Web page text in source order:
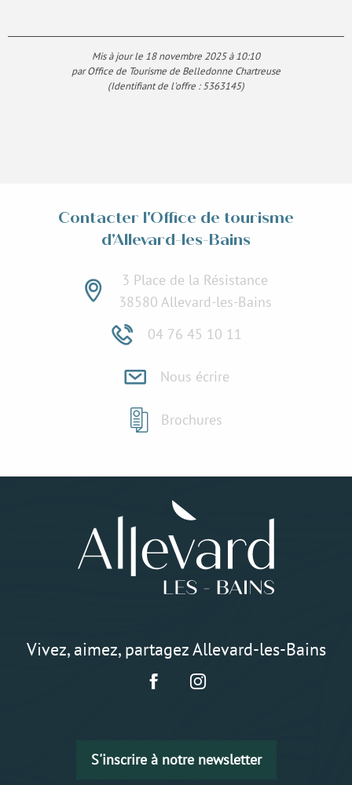
Mis à jour le 18 novembre 2025 à 10:10
par Office de Tourisme de Belledonne Chartreuse
(Identifiant de l'offre :5363145)
Contacter l'Office de tourisme
d'Allevard-les-Bains
3 Place de la Résistance
38580 Allevard-les-Bains
04 76 45 10 11
Nous écrire
Brochures
Vivez, aimez, partagez Allevard-les-Bains
S'inscrire à notre newsletter